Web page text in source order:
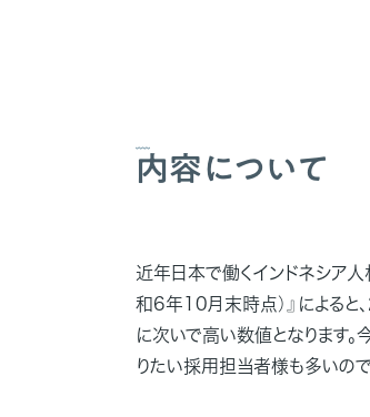
内容について
近年日本で働くインドネシア
和6年10月末時点）』による
に次いで高い数値となります
りたい採用担当者様も多いので